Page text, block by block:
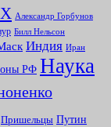
Александр Горбунов
Билл Нельсон
Индия Иран
РФ Наука
Пришельцы Путин